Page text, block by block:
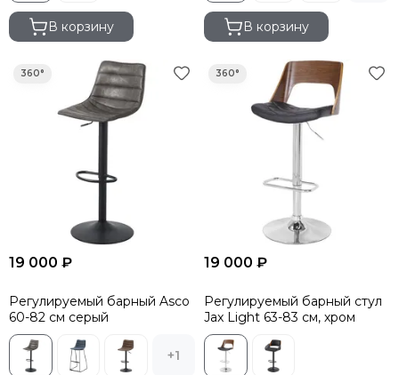
В корзину В корзину
19 000 ₽
Регулируемый барный Asco
60-82 см серый
+1
19 000 ₽
Регулируемый барный стул
Jax Light 63-83 см, хром